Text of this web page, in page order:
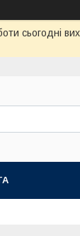
сьогодні